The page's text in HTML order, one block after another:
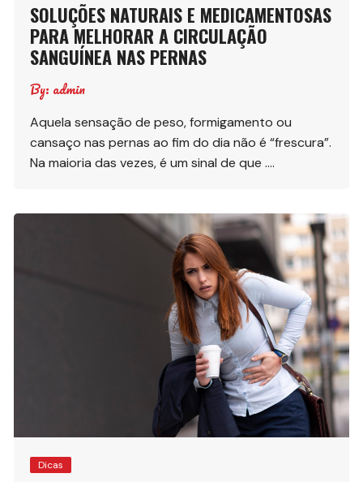
SOLUÇÕES NATURAIS E MEDICAMENTOSAS
PARA MELHORAR A CIRCULAÇÃO
SANGUÍNEA NAS PERNAS
By: admin
Aquela sensação de peso, formigamento ou
cansaço nas pernas ao fim do dia não é “frescura”.
Na maioria das vezes, é um sinal de que ….
Dicas